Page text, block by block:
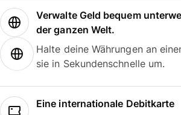
Verwalte Geld bequem
der ganzen Welt.
Halte deine Währungen an
sie in Sekundenschnelle um.
Eine internationale Debitkarte